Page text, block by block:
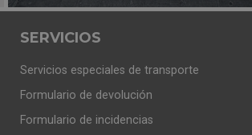
SERVICIOS
Servicios especiales de transporte
Formulario de devolución
Formulario de incidencias